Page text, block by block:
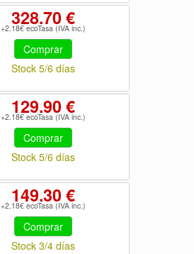
328.70 €
+2.18€ ecoTasa (IVA inc.)
Comprar
Stock 5/6 días
129.90 €
+2.18€ ecoTasa (IVA inc.)
Comprar
Stock 5/6 días
149.30 €
+2.18€ ecoTasa (IVA inc.)
Comprar
Stock 3/4 días